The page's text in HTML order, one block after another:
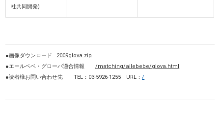
社共同開発)
●画像ダウンロード 2009glova.zip
●エールベベ・グローバ適合情報/matching/ailebebe/glova.html
●読者様お問い合わせ先 TEL：03-5926-1255 URL：/